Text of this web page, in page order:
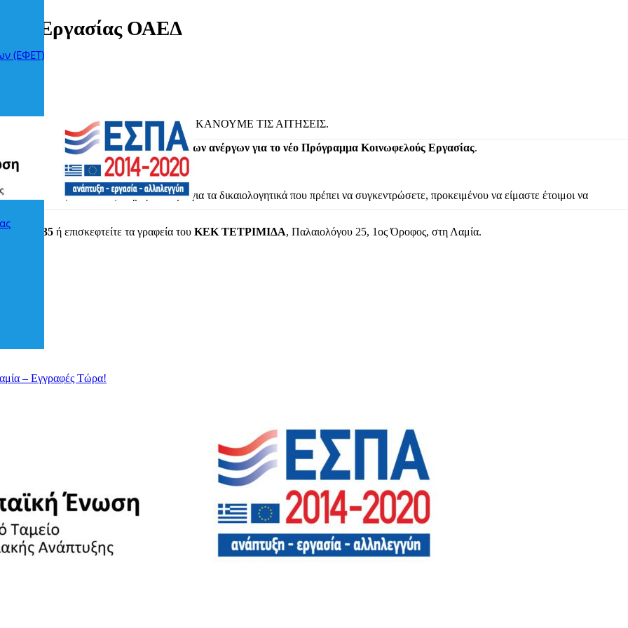
(ΕΦΕΤ)
Εργασίας ΟΑΕΔ
ΕΡΓΑΣΙΑΣ ΟΑΕΔ. ΕΛΑΤΕ ΝΑ ΚΑΝΟΥΜΕ ΤΙΣ ΑΙΤΗΣΕΙΣ.
υποβάλλει ΔΩΡΕΑΝ τις αιτήσεις των ανέργων για το νέο Πρόγραμμα Κοινωφελούς Εργασίας.
σας και να σας ενημερώσουμε για τα δικαιολογητικά που πρέπει να συγκεντρώσετε, προκειμένου να είμαστε έτοιμοι να
ή επισκεφτείτε τα γραφεία του ΚΕΚ ΤΕΤΡΙΜΙΔΑ, Παλαιολόγου 25, 1ος Όροφος, στη Λαμία.
– Εγγραφές Τώρα!